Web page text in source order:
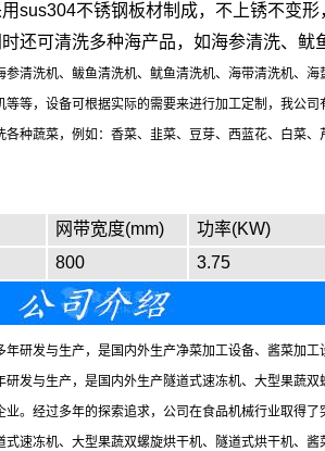
用sus304不锈钢板材制成，不上锈不变
时还可清洗多种海产品，如海参清洗、
清洗机、鲅鱼清洗机、鱿鱼清洗机、海带清洗机、
等，设备可根据实际的需要来进行加工定制，我公
各种蔬菜，例如：香菜、韭菜、豆芽、西蓝花、白菜
网带宽度(mm) 功率(KW)
800 3.75
研发与生产，是国内外生产净菜加工设备、酱菜加
发与生产，是国内外生产隧道式速冻机、大型果蔬
。经过多年的探索追求，公司在食品机械行业取得
速冻机、大型果蔬双螺旋烘干机、隧道式烘干机、